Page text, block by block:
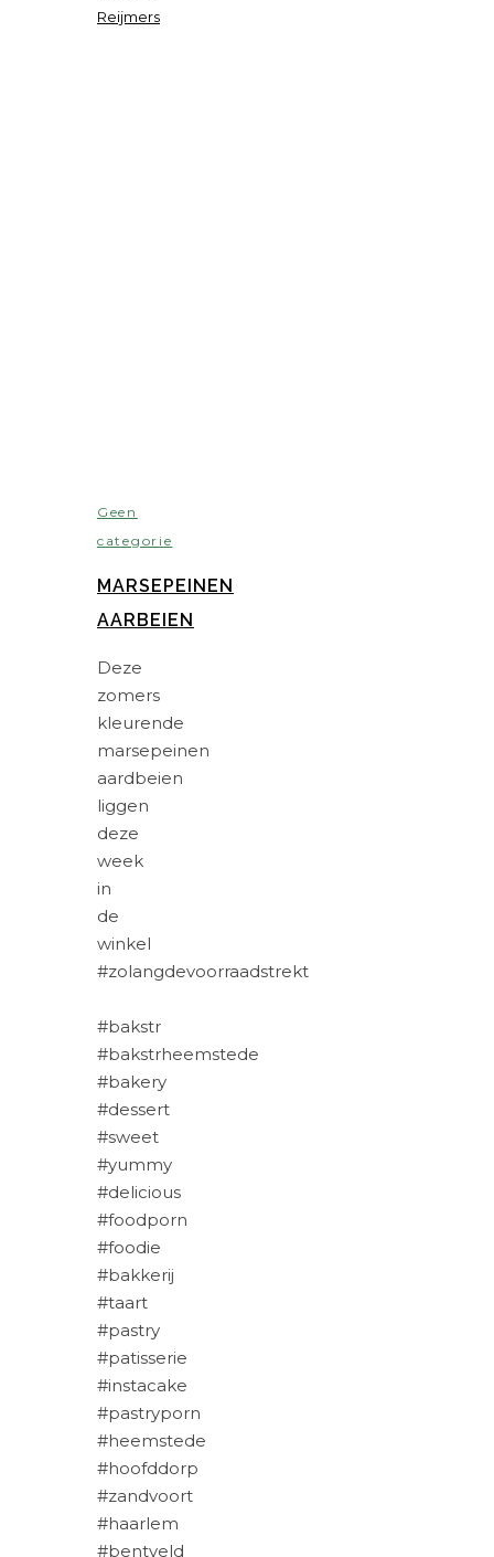
Reijmers
Geen
categorie
MARSEPEINEN
AARBEIEN
Deze
zomers
kleurende
marsepeinen
aardbeien
liggen
deze
week
in
de
winkel
#zolangdevoorraadstrekt
#bakstr
#bakstrheemstede
#bakery
#dessert
#sweet
#yummy
#delicious
#foodporn
#foodie
#bakkerij
#taart
#pastry
#patisserie
#instacake
#pastryporn
#heemstede
#hoofddorp
#zandvoort
#haarlem
#bentveld